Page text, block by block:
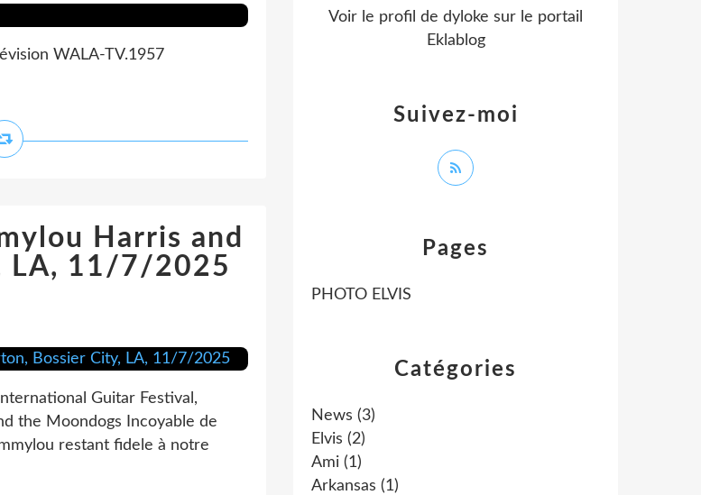
WALA-TV.1957
Harris and
LA, 11/7/2025
Guitar Festival,
the Moondogs Incoyable de
restant fidele à notre
Catégories
News (3)
Elvis (2)
Ami (1)
Arkansas (1)
Pages
PHOTO ELVIS
Suivez-moi
Voir le profil de dyloke sur le portail
Eklablog